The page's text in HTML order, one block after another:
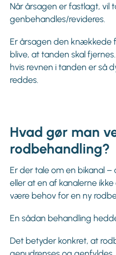
Når årsagen er fastlagt, vil
genbehandles/revideres.
Er årsagen den knækkede
blive, at tanden skal
hvis revnen i tanden er så
reddes.
Hvad gør man
rodbehandling?
Er der tale om en bikanal –
eller at en af kanalerne
være behov for en ny
En sådan behandling
Det betyder konkret, at